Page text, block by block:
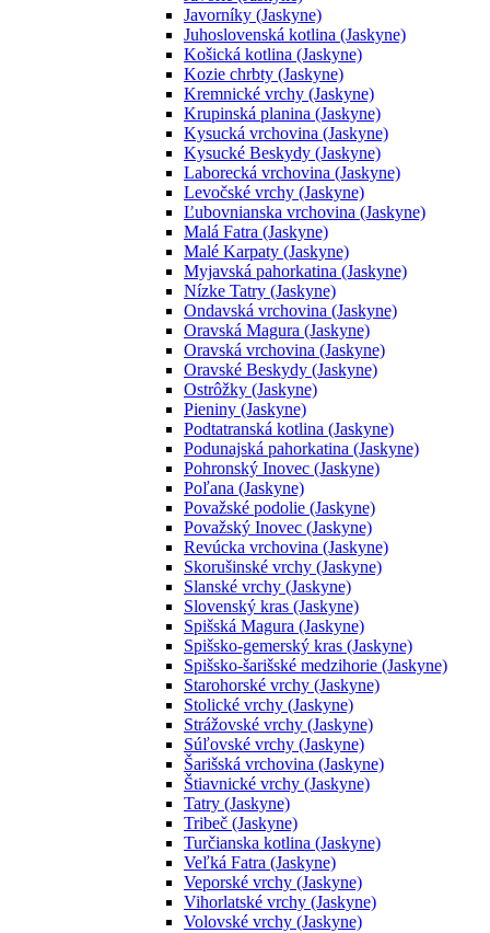
Javorníky (Jaskyne)
Juhoslovenská kotlina (Jaskyne)
Košická kotlina (Jaskyne)
Kozie chrbty (Jaskyne)
Kremnické vrchy (Jaskyne)
Krupinská planina (Jaskyne)
Kysucká vrchovina (Jaskyne)
Kysucké Beskydy (Jaskyne)
Laborecká vrchovina (Jaskyne)
Levočské vrchy (Jaskyne)
Ľubovnianska vrchovina (Jaskyne)
Malá Fatra (Jaskyne)
Malé Karpaty (Jaskyne)
Myjavská pahorkatina (Jaskyne)
Nízke Tatry (Jaskyne)
Ondavská vrchovina (Jaskyne)
Oravská Magura (Jaskyne)
Oravská vrchovina (Jaskyne)
Oravské Beskydy (Jaskyne)
Ostrôžky (Jaskyne)
Pieniny (Jaskyne)
Podtatranská kotlina (Jaskyne)
Podunajská pahorkatina (Jaskyne)
Pohronský Inovec (Jaskyne)
Poľana (Jaskyne)
Považské podolie (Jaskyne)
Považský Inovec (Jaskyne)
Revúcka vrchovina (Jaskyne)
Skorušinské vrchy (Jaskyne)
Slanské vrchy (Jaskyne)
Slovenský kras (Jaskyne)
Spišská Magura (Jaskyne)
Spišsko-gemerský kras (Jaskyne)
Spišsko-šarišské medzihorie (Jaskyne)
Starohorské vrchy (Jaskyne)
Stolické vrchy (Jaskyne)
Strážovské vrchy (Jaskyne)
Súľovské vrchy (Jaskyne)
Šarišská vrchovina (Jaskyne)
Štiavnické vrchy (Jaskyne)
Tatry (Jaskyne)
Tribeč (Jaskyne)
Turčianska kotlina (Jaskyne)
Veľká Fatra (Jaskyne)
Veporské vrchy (Jaskyne)
Vihorlatské vrchy (Jaskyne)
Volovské vrchy (Jaskyne)